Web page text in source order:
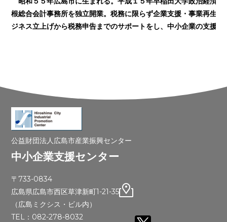
根総合会計事務所を独立開業。税務に限らず企業支援・事業再生
ジネス立上げから税務申告までのサポートをし、中小企業の支
公益財団法人広島市産業振興センター
中小企業支援センター
〒733-0834
広島県広島市西区草津新町1-21-35
（広島ミクシス・ビル内）
TEL：082-278-8032